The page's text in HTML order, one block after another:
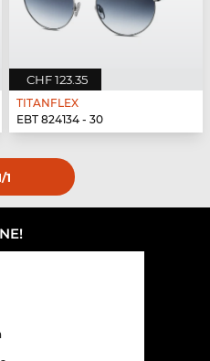
CHF 123.35
TITANFLEX
EBT 824134 - 30
/1